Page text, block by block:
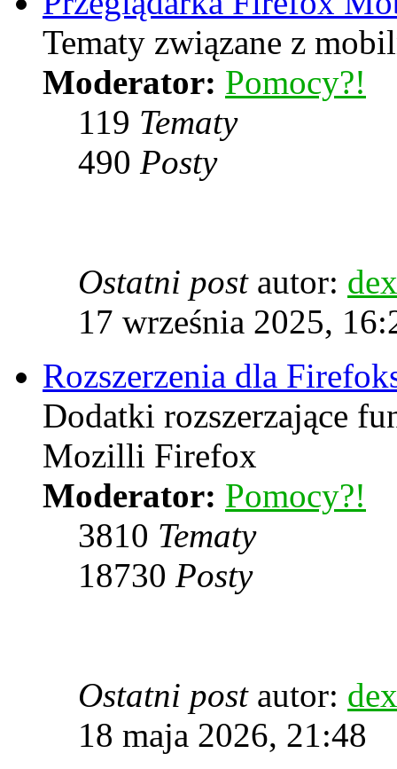
Tematy związane z
Moderator: Pomocy?!
119 Tematy
490 Posty
Ostatni postautor:
17 września 2025,
Rozszerzenia dla
Dodatki rozszerzające
Mozilli Firefox
Moderator: Pomocy?!
3810 Tematy
18730 Posty
Ostatni postautor:
18 maja 2026, 21:48